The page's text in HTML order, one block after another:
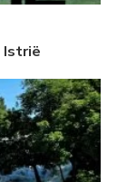
Istrië